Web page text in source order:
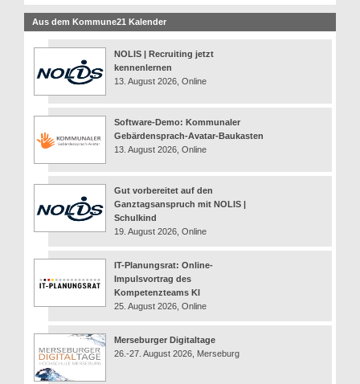
Aus dem Kommune21 Kalender
NOLIS | Recruiting jetzt
kennenlernen
13. August 2026, Online
Software-Demo: Kommunaler
Gebärdensprach-Avatar-Baukasten
13. August 2026, Online
Gut vorbereitet auf den
Ganztagsanspruch mit NOLIS |
Schulkind
19. August 2026, Online
IT-Planungsrat: Online-
Impulsvortrag des
Kompetenzteams KI
25. August 2026, Online
Merseburger Digitaltage
26.-27. August 2026, Merseburg